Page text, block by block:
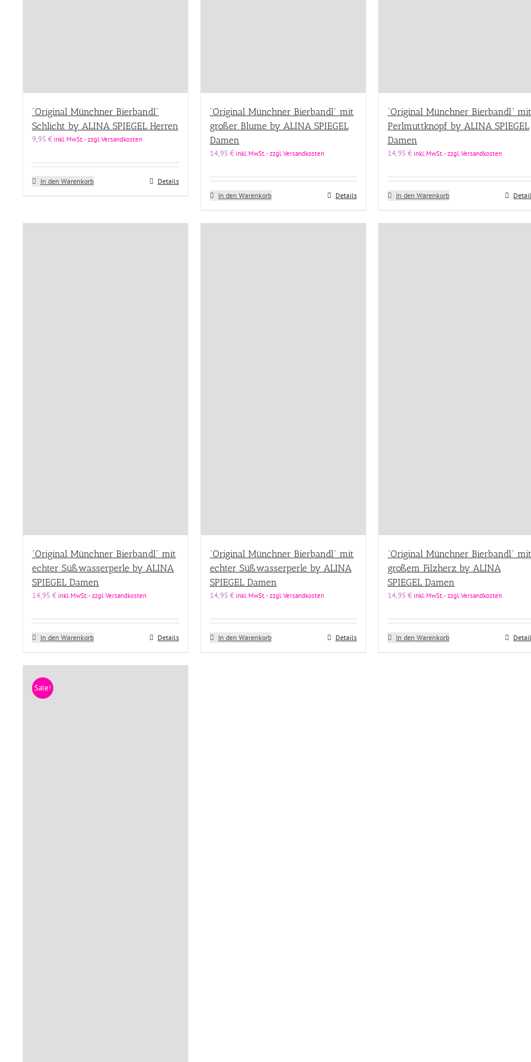
“Original Münchner Bierbandl”
Schlicht by ALINA SPIEGEL Herren
9,95 € inkl. MwSt. - zzgl. Versandkosten
In den Warenkorb Details
“Original Münchner Bierbandl” mit
großer Blume by ALINA SPIEGEL
Damen
14,95 € inkl. MwSt. - zzgl. Versandkosten
In den Warenkorb Details
“Original Münchner Bierbandl” mit
Perlmuttknopf by ALINA SPIEGEL
Damen
14,95 € inkl. MwSt. - zzgl. Versandkosten
In den Warenkorb
“Original Münchner Bierbandl” mit
echter Süßwasserperle by ALINA
SPIEGEL Damen
14,95 € inkl. MwSt. - zzgl. Versandkosten
In den Warenkorb Details
“Original Münchner Bierbandl” mit
echter Süßwasserperle by ALINA
SPIEGEL Damen
14,95 € inkl. MwSt. - zzgl. Versandkosten
In den Warenkorb Details
“Original Münchner Bierbandl” mit
großem Filzherz by ALINA
SPIEGEL Damen
14,95 € inkl. MwSt. - zzgl. Versandkosten
In den Warenkorb
Sale!